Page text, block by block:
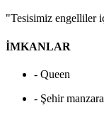
"Tesisimiz engelliler
İMKANLAR
- Queen
- Şehir